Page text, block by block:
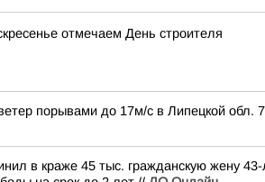
отмечаем День строителя
порывами до 17м/с в Липецкой обл.
в краже 45 тыс. гражданскую жену